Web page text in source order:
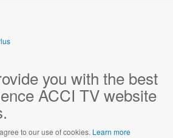
you with the best
ACCI TV website
to our use of cookies. Learn more